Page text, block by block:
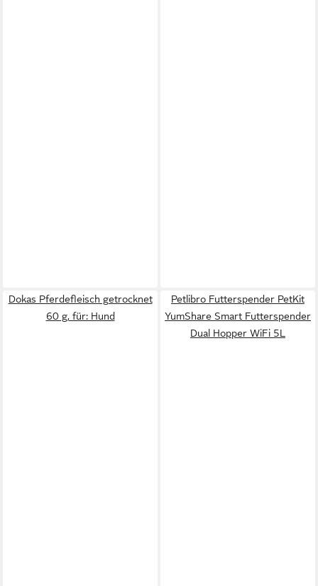
Dokas Pferdefleisch getrocknet
60 g, für: Hund
Petlibro Futterspender PetKit
YumShare Smart Futterspender
Dual Hopper WiFi 5L